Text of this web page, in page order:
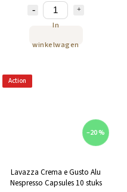
In
winkelwagen
Action
–20 %
Lavazza Crema e Gusto Alu
Nespresso Capsules 10 stuks